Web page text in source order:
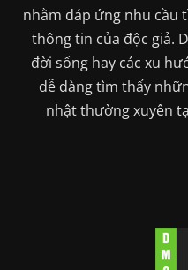
nhằm đáp ứng nhu cầu
thông tin của độc giả.
đời sống hay các xu
dễ dàng tìm thấy
nhật thường xuyên